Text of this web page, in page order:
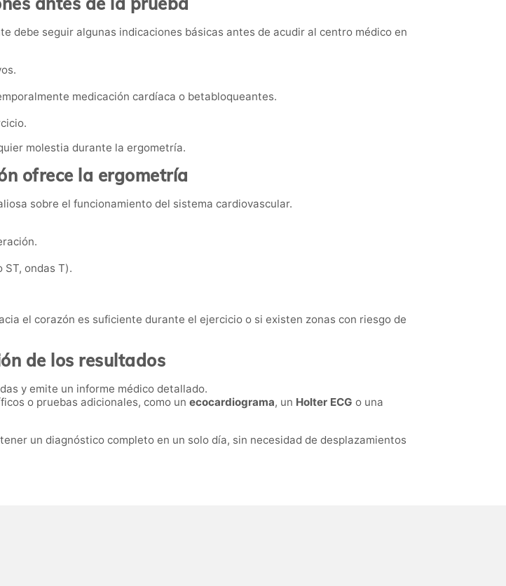
debe seguir algunas indicaciones básicas antes de acudir al centro médico en
medicación cardíaca o betabloqueantes.
molestia durante la ergometría.
ofrece la ergometría
sobre el funcionamiento del sistema cardiovascular.
ondas T).
el corazón es suficiente durante el ejercicio o si existen zonas con riesgo de
de los resultados
y emite un informe médico detallado.
o pruebas adicionales, como un ecocardiograma, un Holter ECG o una
un diagnóstico completo en un solo día, sin necesidad de desplazamientos